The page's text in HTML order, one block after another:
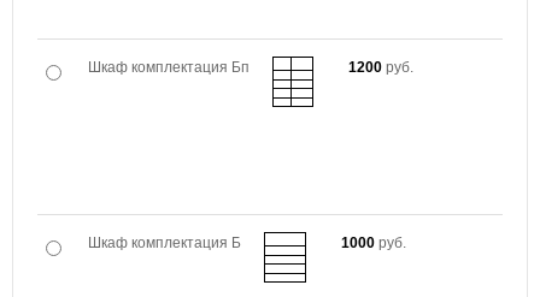
Шкаф комплектация Бп 1200 руб.
Шкаф комплектация Б 1000 руб.